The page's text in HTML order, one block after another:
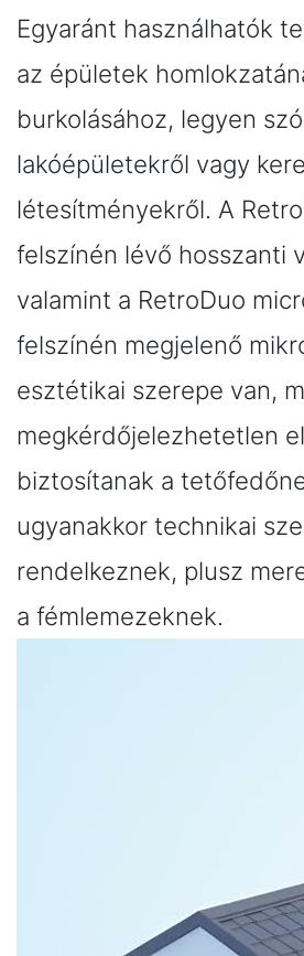
Egyaránt használhatók
az épületek
burkolásához, legyen szó
lakóépületekről vagy
létesítményekről. A
felszínén lévő hosszanti
valamint a RetroDuo
felszínén megjelenő
esztétikai szerepe van,
megkérdőjelezhetetlen
biztosítanak a
ugyanakkor technikai
rendelkeznek, plusz
a fémlemezeknek.